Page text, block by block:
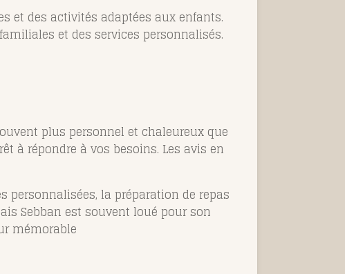
et des activités adaptées aux enfants.
et des services personnalisés.
plus personnel et chaleureux que
à répondre à vos besoins. Les avis en
personnalisées, la préparation de repas
Sebban est souvent loué pour son
mémorable​